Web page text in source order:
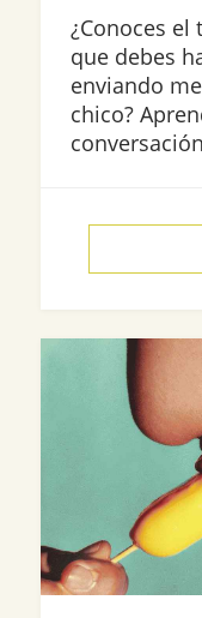
¿Conoces
que debes
enviando
chico?